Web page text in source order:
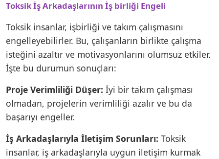
Toksik İş Arkadaşlarının İş birliği Engeli
Toksik insanlar, işbirliği ve takım çalışmasını
engelleyebilirler. Bu, çalışanların birlikte çalışma
isteğini azaltır ve motivasyonlarını olumsuz etkiler.
İşte bu durumun sonuçları:
Proje Verimliliği Düşer: İyi bir takım çalışması
olmadan, projelerin verimliliği azalır ve bu da
başarıyı engeller.
İş Arkadaşlarıyla İletişim Sorunları: Toksik
insanlar, iş arkadaşlarıyla uygun iletişim kurmak